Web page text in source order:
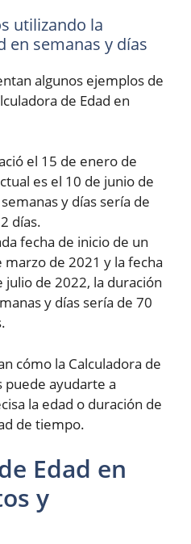
utilizando la
en semanas y días
algunos ejemplos de
de Edad en
el 15 de enero de
es el 10 de junio de
y días sería de
días.
fecha de inicio de un
marzo de 2021 y la fecha
julio de 2022, la duración
y días sería de 70
cómo la Calculadora de
puede ayudarte a
la edad o duración de
de tiempo.
Edad en
y